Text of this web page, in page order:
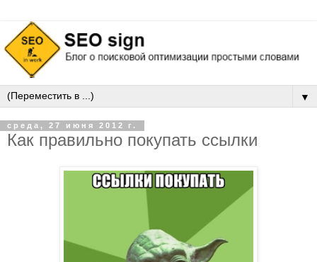
▼
среда, 27 июня 2012 г.
Как правильно покупать ссылки